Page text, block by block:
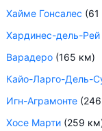
Хайме Гонсалес
Хардинес-дель-Рей
Варадеро (165 км)
Кайо-Ларго-Дель-
Игн-Аграмонте
Хосе Марти (259